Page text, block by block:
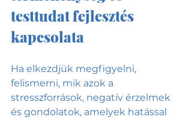
testtudat fejlesztés
kapcsolata
Ha elkezdjük megfigyelni,
felismerni, mik azok a
stresszforrások, negatív érzelmek
és gondolatok, amelyek hatással